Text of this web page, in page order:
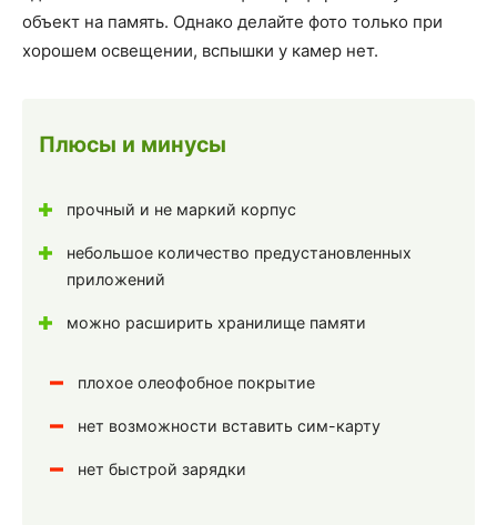
объект на память. Однако делайте фото только при
хорошем освещении, вспышки у камер нет.
Плюсы и минусы
прочный и не маркий корпус
небольшое количество предустановленных
приложений
можно расширить хранилище памяти
плохое олеофобное покрытие
нет возможности вставить сим-карту
нет быстрой зарядки